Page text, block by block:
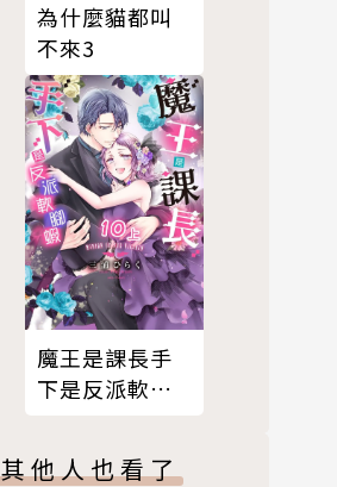
為什麼貓都叫
不來3
魔王是課長手
下是反派軟腳
其他人也看了